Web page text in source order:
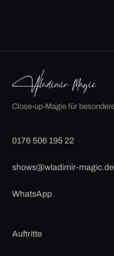
Close-up-Magie für
0176 506 195 22
shows@wladimir-magic.de
WhatsApp
Auftritte